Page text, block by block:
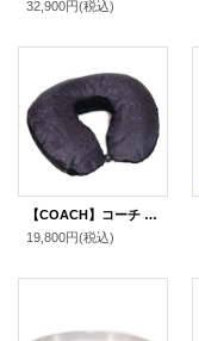
32,900円(税込)
【COACH】コーチ ファブリック シグネチャー パッカブル トラベル ネックピロー 枕 チャコール×ブラック（日本未発売）
19,800円(税込)